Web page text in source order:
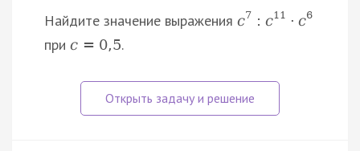
Найдите значение выражения c7 : c11 ⋅ c6
при c = 0,5.